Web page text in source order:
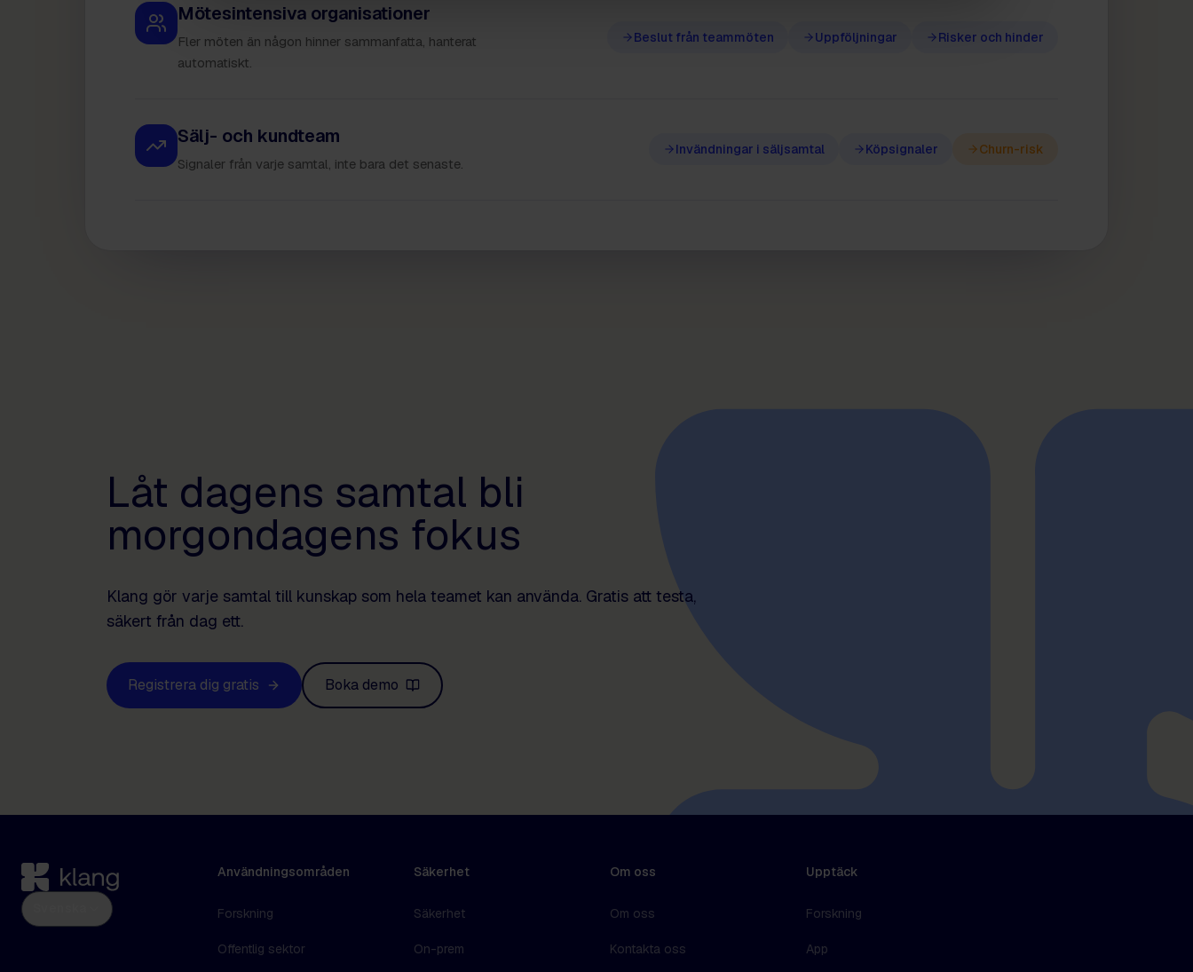
Mötesintensiva organisationer
Fler möten än någon hinner sammanfatta, hanterat
automatiskt.
Beslut från teammöten Uppföljningar Risker och hinder
Sälj- och kundteam
Signaler från varje samtal, inte bara det senaste.
Invändningar i säljsamtal Köpsignaler Churn-risk
Låt dagens samtal bli
morgondagens fokus
Klang gör varje samtal till kunskap som hela teamet kan använda. Gratis att testa,
säkert från dag ett.
Registrera dig gratis Boka demo
Användningsområden
Forskning
Offentlig sektor
Säkerhet
Säkerhet
On-prem
Om oss
Om oss
Kontakta oss
Upptäck
Forskning
App